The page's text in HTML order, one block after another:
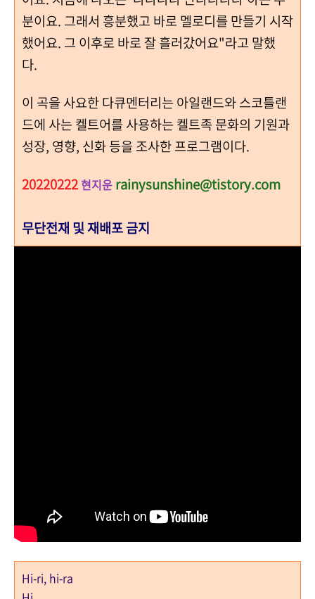
분이요. 그래서 흥분했고 바로 멜로디를 만들기 시작
했어요. 그 이후로 바로 잘 흘러갔어요"라고 말했
다.
이 곡을 사요한 다큐멘터리는 아일랜드와 스코틀랜
드에 사는 켈트어를 사용하는 켈트족 문화의 기원과
성장, 영향, 신화 등을 조사한 프로그램이다.
20220222 현지운 rainysunshine@tistory.com
무단전재 및 재배포 금지
Hi-ri, hi-ra